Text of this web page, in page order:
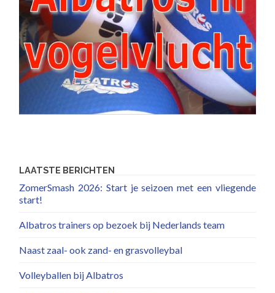
LAATSTE BERICHTEN
ZomerSmash 2026: Start je seizoen met een vliegende
start!
Albatros trainers op bezoek bij Nederlands team
Naast zaal- ook zand- en grasvolleybal
Volleyballen bij Albatros